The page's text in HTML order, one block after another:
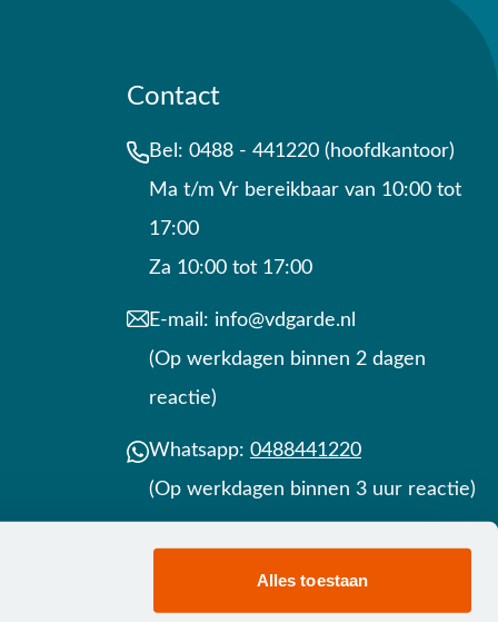
Alles toestaan
Contact
Bel: 0488 - 441220 (hoofdkantoor)
Ma t/m Vr bereikbaar van 10:00 tot
17:00
Za 10:00 tot 17:00
E-mail: info@vdgarde.nl
(Op werkdagen binnen 2 dagen
reactie)
Whatsapp: 0488441220
(Op werkdagen binnen 3 uur reactie)